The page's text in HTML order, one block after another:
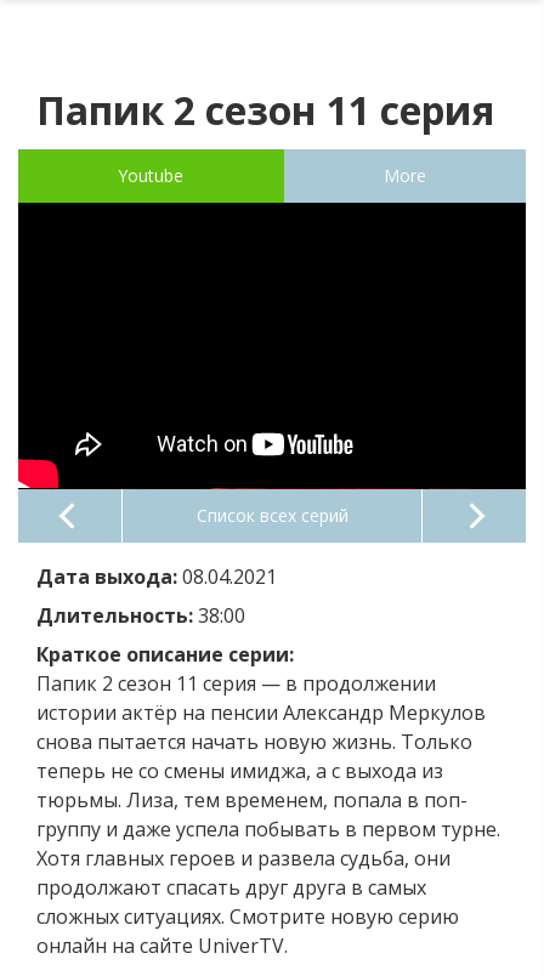
Папик 2 сезон 11 серия
Youtube More
Список всех серий
Дата выхода:08.04.2021
Длительность:38:00
Краткое описание серии:
Папик 2 сезон 11 серия — в продолжении
истории актёр на пенсии Александр Меркулов
снова пытается начать новую жизнь. Только
теперь не со смены имиджа, а с выхода из
тюрьмы. Лиза, тем временем, попала в поп-
группу и даже успела побывать в первом турне.
Хотя главных героев и развела судьба, они
продолжают спасать друг друга в самых
сложных ситуациях. Смотрите новую серию
онлайн на сайте UniverTV.